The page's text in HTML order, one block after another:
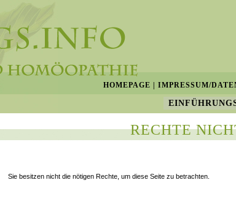
HOMEPAGE IMPRESSUM/
RECHTE
Sie besitzen nicht die nötigen Rechte, um diese Seite zu betrachten.